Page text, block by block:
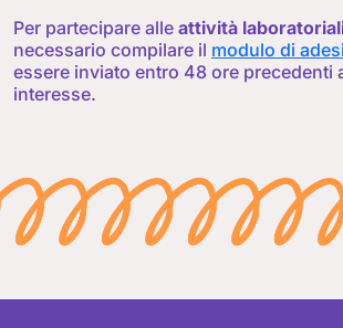
Per partecipare alle attività
necessario compilare il modulo di
essere inviato entro 48 ore precedenti
interesse.